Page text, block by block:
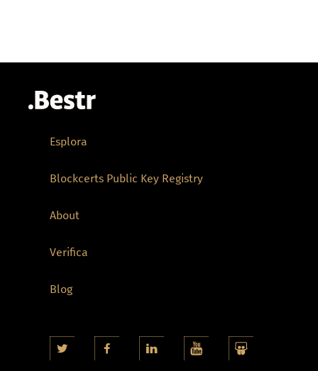
Esplora
Blockcerts Public Key Registry
About
Verifica
Blog